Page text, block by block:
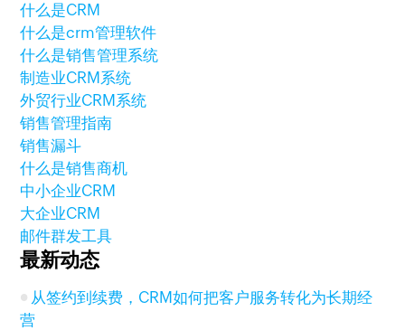
什么是CRM
什么是crm管理软件
什么是销售管理系统
制造业CRM系统
外贸行业CRM系统
销售管理指南
销售漏斗
什么是销售商机
中小企业CRM
大企业CRM
邮件群发工具
最新动态
从签约到续费，CRM如何把客户服务转化为长期经
营